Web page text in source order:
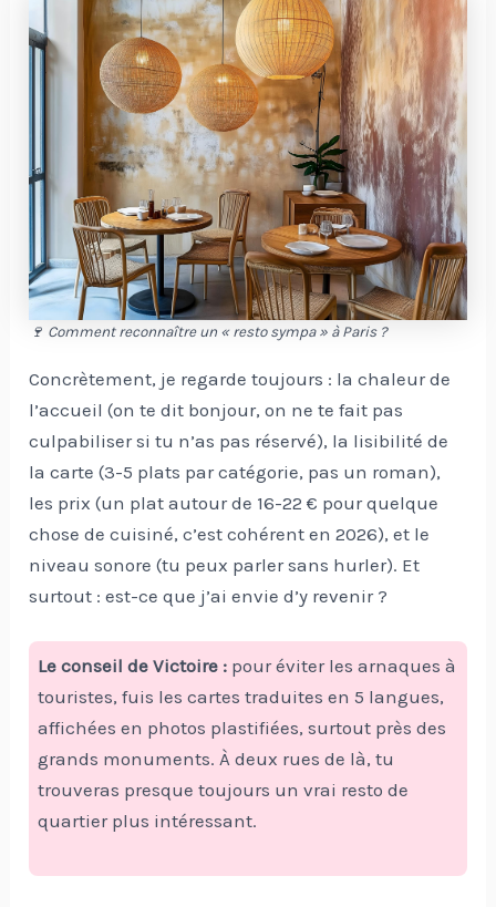
🍷 Comment reconnaître un « resto sympa » à Paris ?
Concrètement, je regarde toujours : la chaleur de
l’accueil (on te dit bonjour, on ne te fait pas
culpabiliser si tu n’as pas réservé), la lisibilité de
la carte (3-5 plats par catégorie, pas un roman),
les prix (un plat autour de 16-22 € pour quelque
chose de cuisiné, c’est cohérent en 2026), et le
niveau sonore (tu peux parler sans hurler). Et
surtout : est-ce que j’ai envie d’y revenir ?
Le conseil de Victoire : pour éviter les arnaques à
touristes, fuis les cartes traduites en 5 langues,
affichées en photos plastifiées, surtout près des
grands monuments. À deux rues de là, tu
trouveras presque toujours un vrai resto de
quartier plus intéressant.